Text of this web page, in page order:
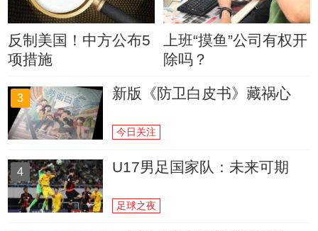
反制美国！中方公布5
项措施
上班“摸鱼”公司有权开
除吗？
3 新版《防卫白皮书》藏祸心
今日关注
4 U17男足国家队：未来可期
足球之夜